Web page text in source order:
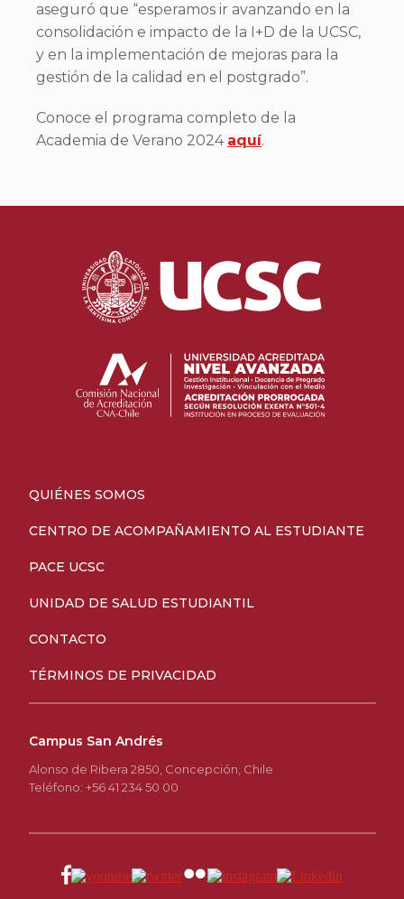
aseguró que “esperamos ir avanzando en la
consolidación e impacto de la I+D de la UCSC,
y en la implementación de mejoras para la
gestión de la calidad en el postgrado”.
Conoce el programa completo de la
Academia de Verano 2024 aquí.
QUIÉNES SOMOS
CENTRO DE ACOMPAÑAMIENTO AL ESTUDIANTE
PACE UCSC
UNIDAD DE SALUD ESTUDIANTIL
CONTACTO
TÉRMINOS DE PRIVACIDAD
Campus San Andrés
Alonso de Ribera 2850, Concepción, Chile
Teléfono: +56 41 234 50 00